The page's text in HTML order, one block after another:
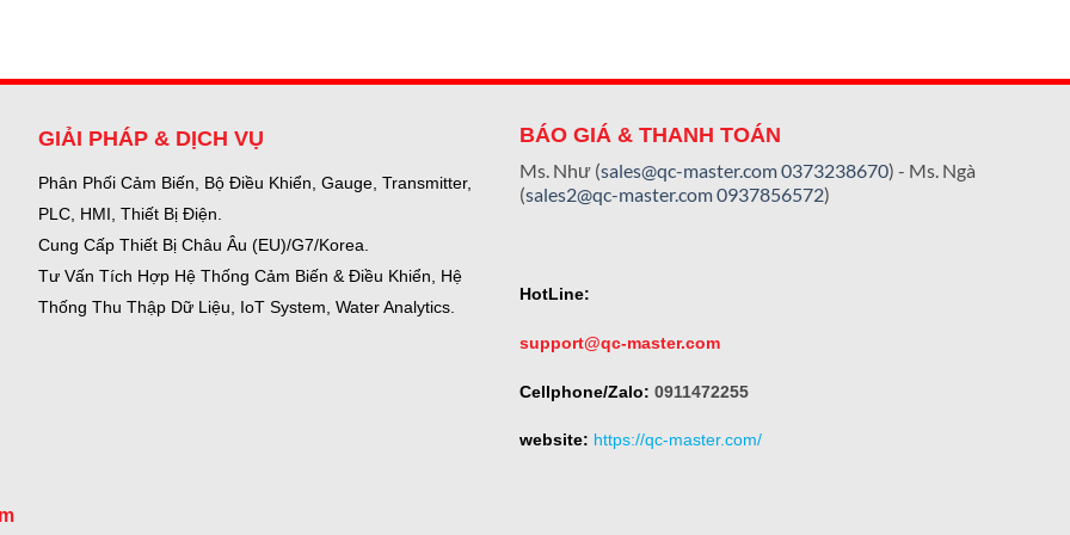
GIẢI PHÁP & DỊCH VỤ
Phân Phối Cảm Biến, Bộ Điều Khiển, Gauge, Transmitter,
PLC, HMI, Thiết Bị Điện.
Cung Cấp Thiết Bị Châu Âu (EU)/G7/Korea.
Tư Vấn Tích Hợp Hệ Thống Cảm Biến & Điều Khiển, Hệ
Thống Thu Thập Dữ Liệu, IoT System, Water Analytics.
BÁO GIÁ & THANH TOÁN
Ms. Như (sales@qc-master.com0373238670) - Ms. Ngà
(sales2@qc-master.com0937856572)
HotLine:
support@qc-master.com
Cellphone/Zalo: 0911472255
website: https://qc-master.com/